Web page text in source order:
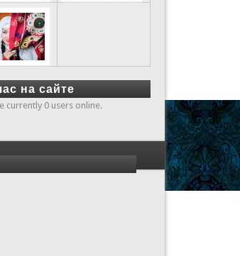
на сайте
currently 0 users online.